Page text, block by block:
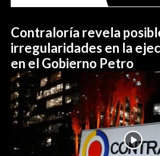
Contraloría revela
irregularidades en la
en el Gobierno Petro